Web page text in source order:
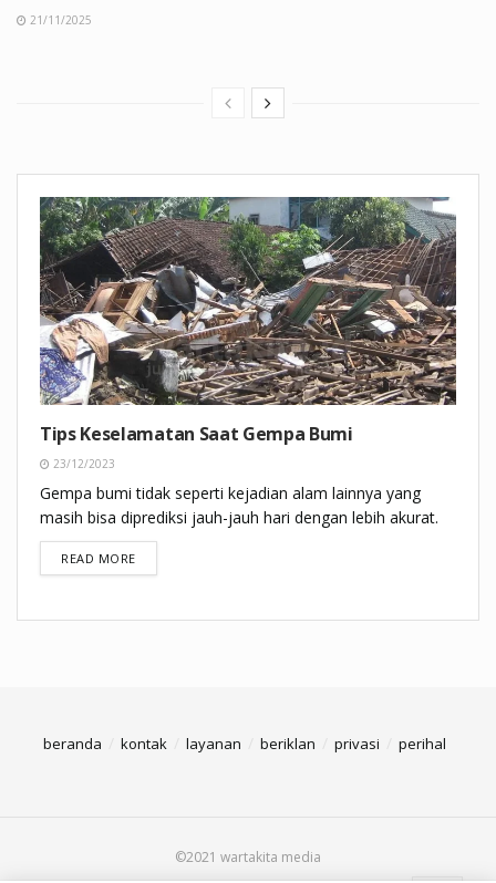
21/11/2025
Tips Keselamatan Saat Gempa Bumi
23/12/2023
Gempa bumi tidak seperti kejadian alam lainnya yang
masih bisa diprediksi jauh-jauh hari dengan lebih akurat.
READ MOREDETAILS
beranda kontak layanan beriklan privasi perihal
©2021 wartakita media